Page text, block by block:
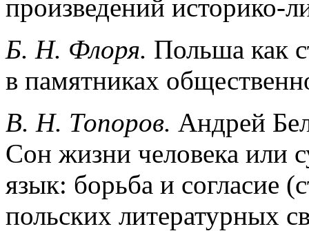
произведений историко-
Б. Н. Флоря. Польша как
в памятниках
В. Н. Топоров. Андрей
Сон жизни человека или
язык: борьба и согласие
польских литературных